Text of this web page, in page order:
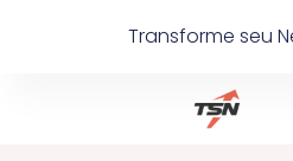
Transforme seu